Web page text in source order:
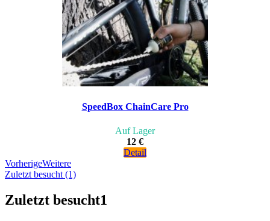
SpeedBox ChainCare Pro
Auf Lager
12 €
Detail
VorherigeWeitere
Zuletzt besucht (1)
Zuletzt besucht1